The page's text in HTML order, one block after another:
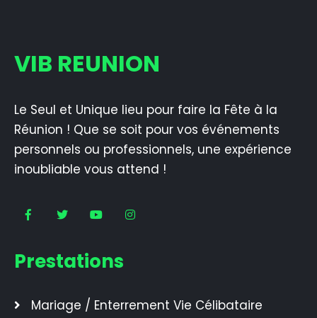
VIB REUNION
Le Seul et Unique lieu pour faire la Fête à la
Réunion ! Que se soit pour vos événements
personnels ou professionnels, une expérience
inoubliable vous attend !
Prestations
Mariage / Enterrement Vie Célibataire